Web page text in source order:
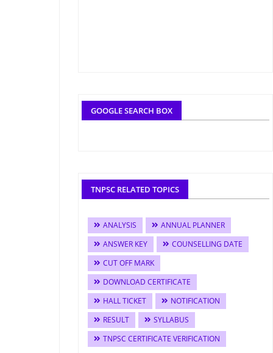
GOOGLE SEARCH BOX
TNPSC RELATED TOPICS
ANALYSIS
ANNUAL PLANNER
ANSWER KEY
COUNSELLING DATE
CUT OFF MARK
DOWNLOAD CERTIFICATE
HALL TICKET
NOTIFICATION
RESULT
SYLLABUS
TNPSC CERTIFICATE VERIFICATION